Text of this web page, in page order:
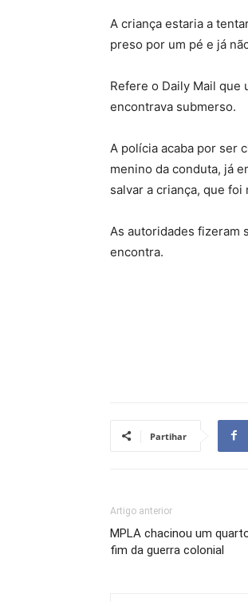
A criança estaria a
preso por um pé e já
Refere o Daily Mail que
encontrava submerso.
A polícia acaba por ser
menino da conduta, já
salvar a criança, que
As autoridades fizeram
encontra.
Partihar
Artigo anterior
MPLA chacinou um
fim da guerra colonial